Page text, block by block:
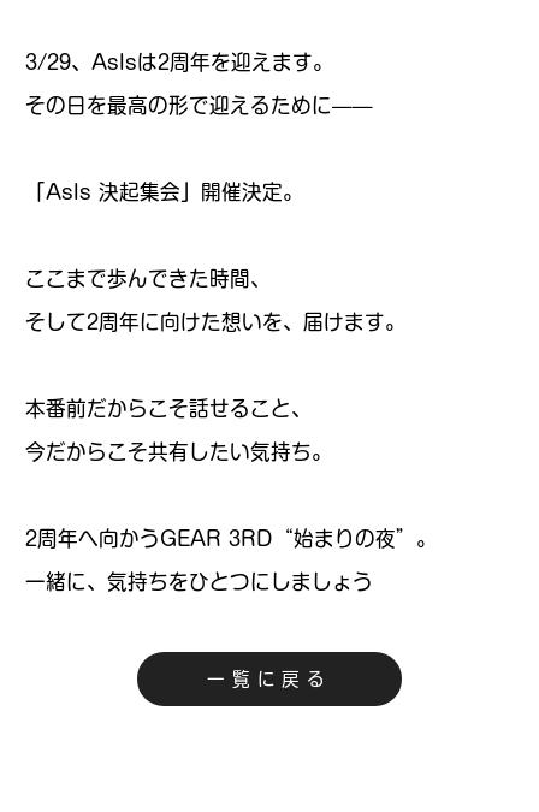
3/29、AsIsは2周年を迎えます。
その日を最高の形で迎えるために——
「AsIs 決起集会」開催決定。
ここまで歩んできた時間、
そして2周年に向けた想いを、届けます。
本番前だからこそ話せること、
今だからこそ共有したい気持ち。
2周年へ向かうGEAR 3RD“始まりの夜”。
一緒に、気持ちをひとつにしましょう
一覧に戻る